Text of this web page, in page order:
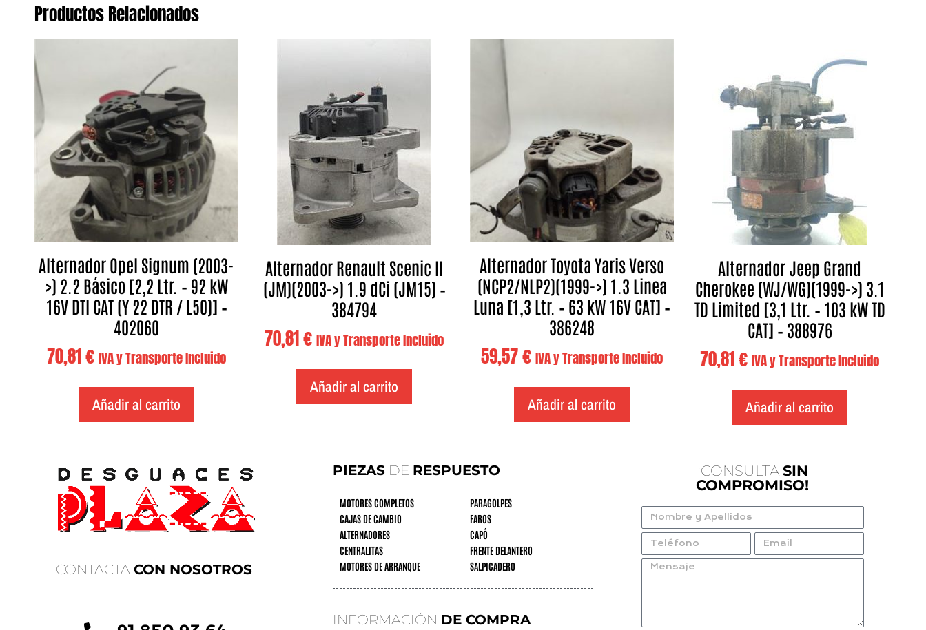
Productos Relacionados
Alternador Opel Signum (2003-
>) 2.2 Básico [2,2 Ltr. – 92 kW
16V DTI CAT (Y 22 DTR / L50)] –
402060
70,81€ IVA y Transporte Incluido
Añadir al carrito
Alternador Renault Scenic II
(JM)(2003->) 1.9 dCi (JM15) –
384794
70,81€ IVA y Transporte Incluido
Añadir al carrito
Alternador Toyota Yaris Verso
(NCP2/NLP2)(1999->) 1.3 Linea
Luna [1,3 Ltr. – 63 kW 16V CAT] –
386248
59,57€ IVA y Transporte Incluido
Añadir al carrito
Alternador Jeep Grand
Cherokee (WJ/WG)(1999->) 3.1
TD Limited [3,1 Ltr. – 103 kW TD
CAT] – 388976
70,81€ IVA y Transporte Incluido
Añadir al carrito
CONTACTACON NOSOTROS
PIEZASDE RESPUESTO
MOTORES COMPLETOS
CAJAS DE CAMBIO
ALTERNADORES
CENTRALITAS
MOTORES DE ARRANQUE
PARAGOLPES
FAROS
CAPÓ
FRENTE DELANTERO
SALPICADERO
INFORMACIÓN DE COMPRA
¡CONSULTA SIN
COMPROMISO!